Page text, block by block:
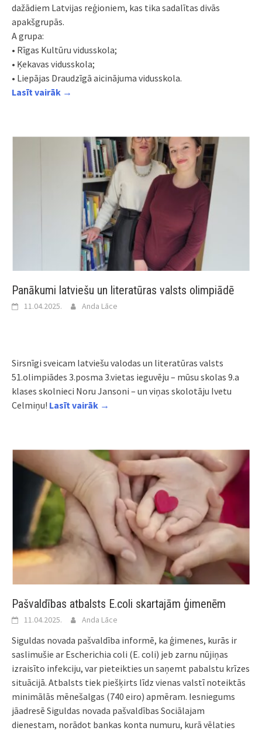
dažādiem Latvijas reģioniem, kas tika sadalītas divās
apakšgrupās.
A grupa:
• Rīgas Kultūru vidusskola;
• Ķekavas vidusskola;
• Liepājas Draudzīgā aicinājuma vidusskola.
Lasīt vairāk →
Panākumi latviešu un literatūras valsts olimpiādē
11.04.2025. Anda Lāce
Sirsnīgi sveicam latviešu valodas un literatūras valsts
51.olimpiādes 3.posma 3.vietas ieguvēju – mūsu skolas 9.a
klases skolnieci Noru Jansoni – un viņas skolotāju Ivetu
Celmiņu! Lasīt vairāk →
Pašvaldības atbalsts E.coli skartajām ģimenēm
11.04.2025. Anda Lāce
Siguldas novada pašvaldība informē, ka ģimenes, kurās ir
saslimušie ar Escherichia coli (E. coli) jeb zarnu nūjiņas
izraisīto infekciju, var pieteikties un saņemt pabalstu krīzes
situācijā. Atbalsts tiek piešķirts līdz vienas valstī noteiktās
minimālās mēnešalgas (740 eiro) apmēram. Iesniegums
jāadresē Siguldas novada pašvaldības Sociālajam
dienestam, norādot bankas konta numuru, kurā vēlaties